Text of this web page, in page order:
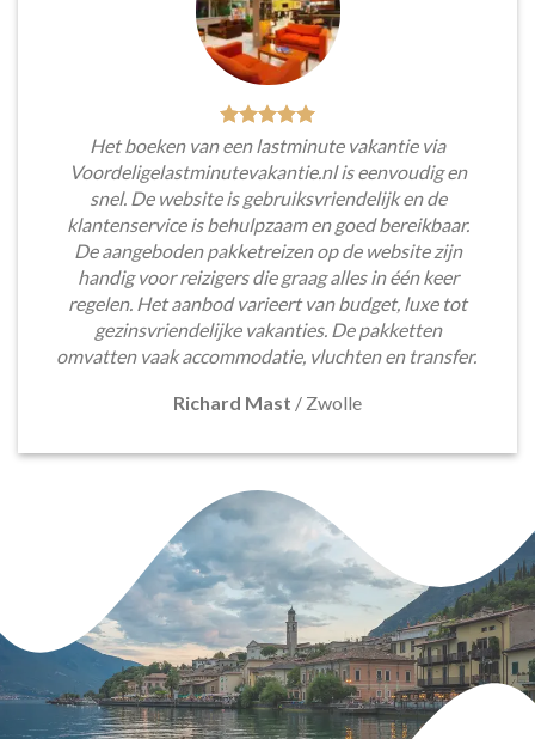
Het boeken van een lastminute vakantie via
Voordeligelastminutevakantie.nl is eenvoudig en
snel. De website is gebruiksvriendelijk en de
klantenservice is behulpzaam en goed bereikbaar.
De aangeboden pakketreizen op de website zijn
handig voor reizigers die graag alles in één keer
regelen. Het aanbod varieert van budget, luxe tot
gezinsvriendelijke vakanties. De pakketten
omvatten vaak accommodatie, vluchten en transfer.
Richard Mast / Zwolle